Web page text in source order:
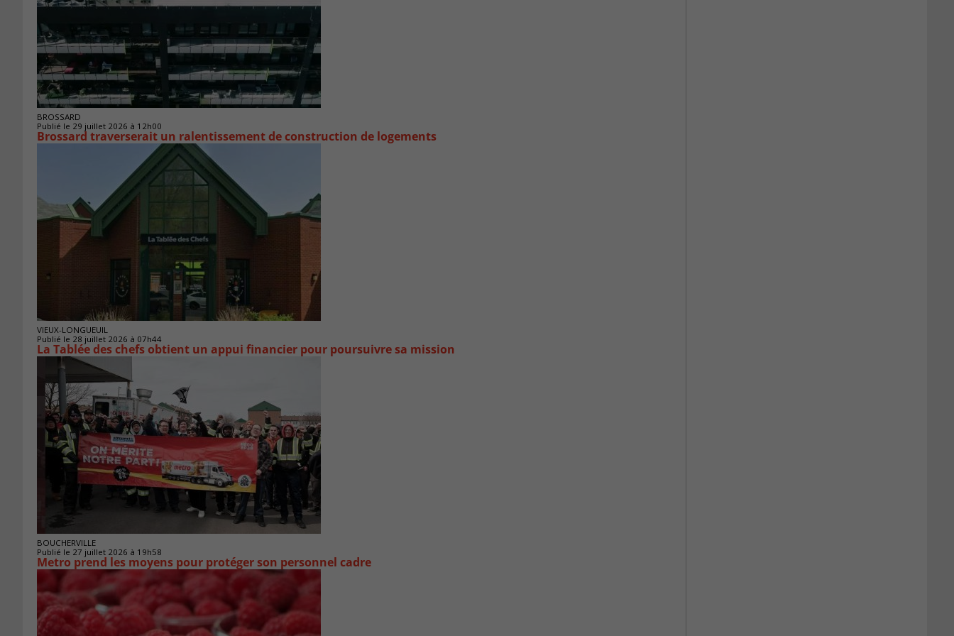
BROSSARD
Publié le 29 juillet 2026 à 12h00
Brossard traverserait un ralentissement de construction de logements
VIEUX-LONGUEUIL
Publié le 28 juillet 2026 à 07h44
La Tablée des chefs obtient un appui financier pour poursuivre sa mission
BOUCHERVILLE
Publié le 27 juillet 2026 à 19h58
Metro prend les moyens pour protéger son personnel cadre